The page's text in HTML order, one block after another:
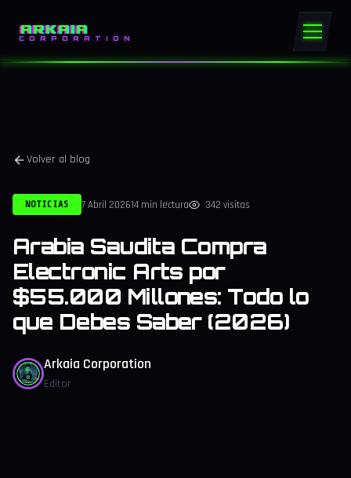
ARKAIA
CORPORATION
Volver al blog
NOTICIAS 7 Abril 202614 min lectura 342 visitas
Arabia Saudita Compra
Electronic Arts por
$55.000 Millones: Todo lo
que Debes Saber (2026)
Arkaia Corporation
Editor